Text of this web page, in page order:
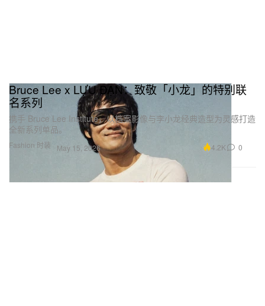
Fashion 时装
Bruce Lee x LỰU ĐẠN：致敬「小龙」的特别联
名系列
携手 Bruce Lee Institute，以档案影像与李小龙经典造型为灵感打造
全新系列单品。
May 15, 2026 4.2K 0